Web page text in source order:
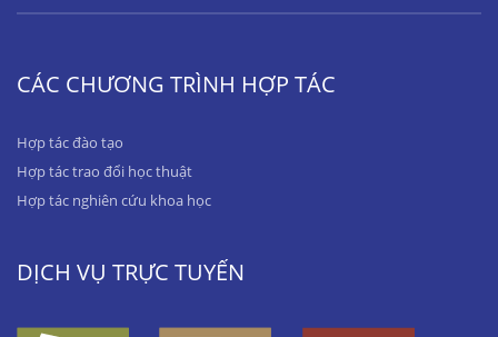
CÁC CHƯƠNG TRÌNH HỢP TÁC
Hợp tác đào tạo
Hợp tác trao đổi học thuật
Hợp tác nghiên cứu khoa học
DỊCH VỤ TRỰC TUYẾN